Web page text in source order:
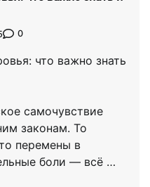
0
что важно знать
самочувствие
законам. То
перемены в
боли — всё …